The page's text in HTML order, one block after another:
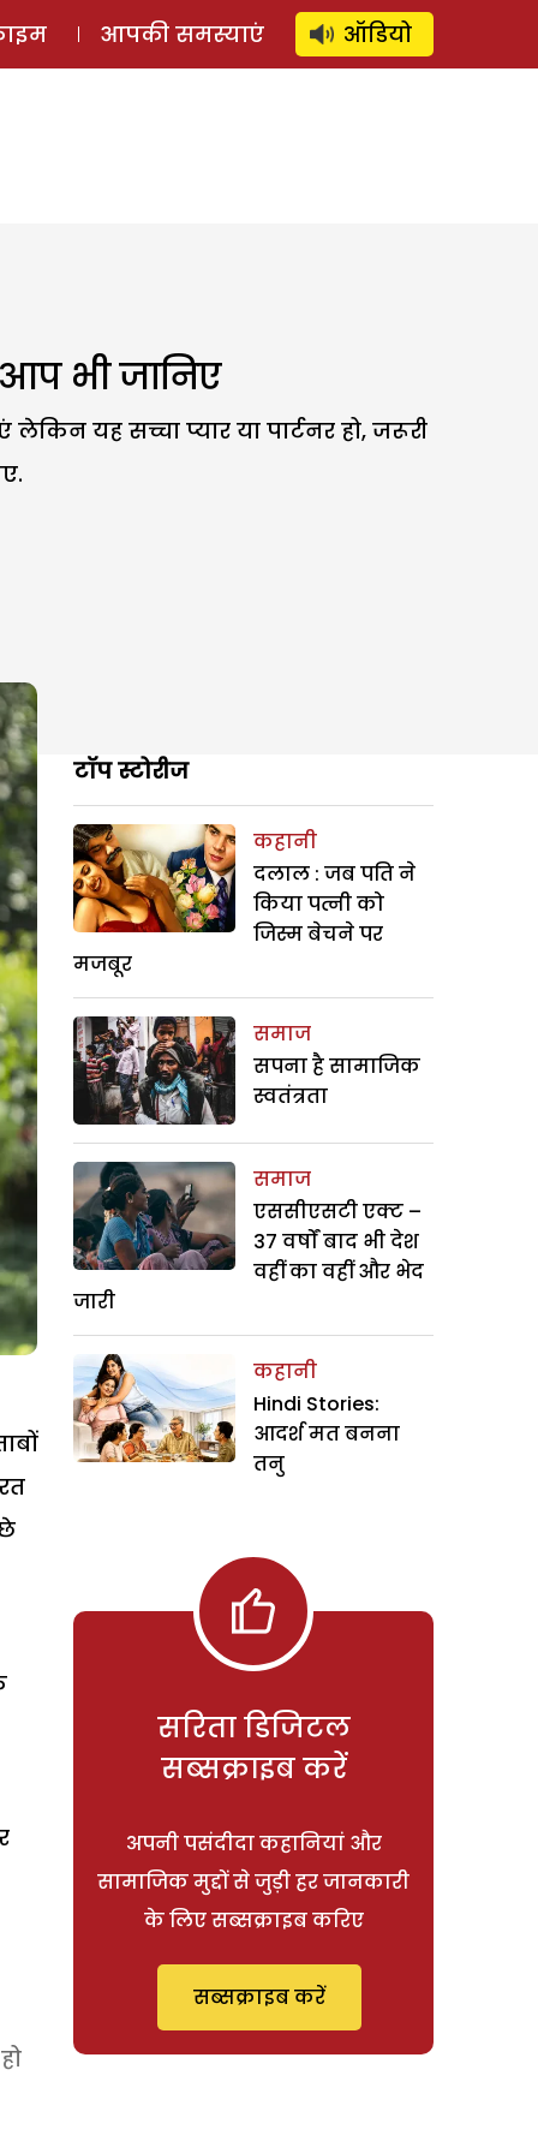
लॉग इन ⚲ SUBSCRIBE
आपकी समस्याएं ऑडियो
भी जानिए
यह सच्चा प्यार या पार्टनर हो, जरूरी
टॉप स्टोरीज
कहानी
दलाल : जब पति ने
किया पत्नी को
जिस्म बेचने पर
मजबूर
समाज
सपना है सामाजिक
स्वतंत्रता
समाज
एससीएसटी एक्ट –
37 वर्षों बाद भी देश
वहीं का वहीं और भेद
जारी
कहानी
Hindi Stories:
आदर्श मत बनना
तनु
सरिता डिजिटल
सब्सक्राइब करें
अपनी पसंदीदा कहानियां और
सामाजिक मुद्दों से जुड़ी हर जानकारी
के लिए सब्सक्राइब करिए
सब्सक्राइब करें